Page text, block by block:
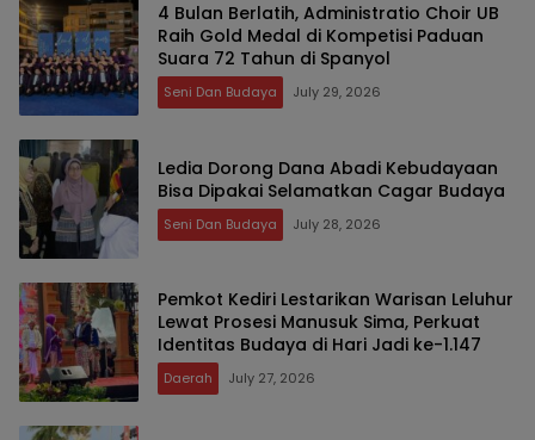
4 Bulan Berlatih, Administratio Choir UB
Raih Gold Medal di Kompetisi Paduan
Suara 72 Tahun di Spanyol
Seni Dan Budaya July 29, 2026
Ledia Dorong Dana Abadi Kebudayaan
Bisa Dipakai Selamatkan Cagar Budaya
Seni Dan Budaya July 28, 2026
Pemkot Kediri Lestarikan Warisan Leluhur
Lewat Prosesi Manusuk Sima, Perkuat
Identitas Budaya di Hari Jadi ke-1.147
Daerah July 27, 2026